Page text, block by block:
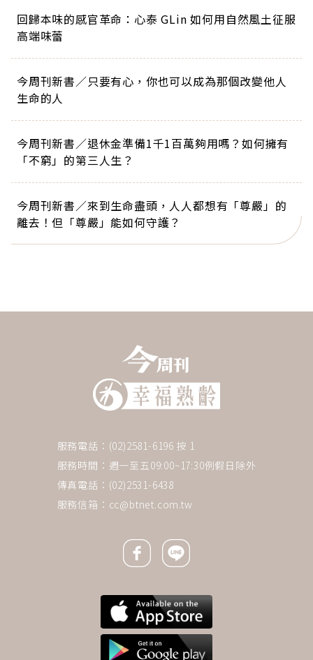
回歸本味的感官革命：心泰 GLin 如何用自然風土征服
高端味蕾
今周刊新書／只要有心，你也可以成為那個改變他人
生命的人
今周刊新書／退休金準備1千1百萬夠用嗎？如何擁有
「不窮」的第三人生？
今周刊新書／來到生命盡頭，人人都想有「尊嚴」的
離去！但「尊嚴」能如何守護？
服務電話：(02)2581-6196 按 1
服務時間：週一至五09:00~17:30例假日除外
傳真電話：(02)2531-6438
服務信箱： cc@btnet.com.tw
Facebook icon
Line icon